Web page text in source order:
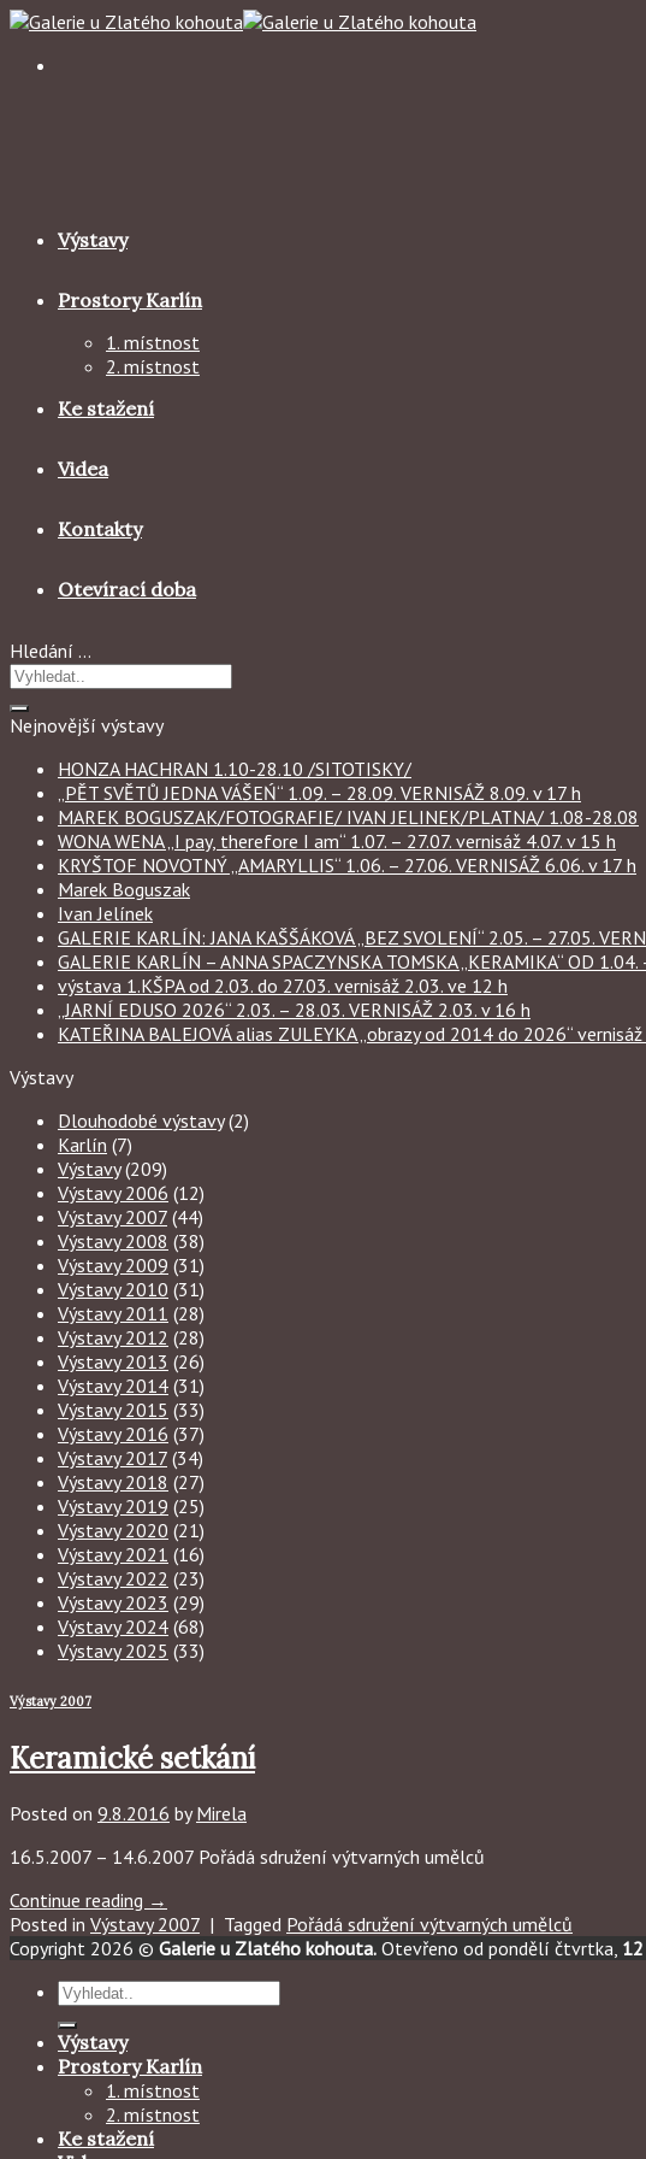
Skip
content
Výstavy
Prostory Karlín
1. místnost
2. místnost
Ke stažení
Videa
Kontakty
Otevírací doba
Hledání …
Nejnovější výstavy
HONZA HACHRAN 1.10-28.10 /SITOTISKY/
„PĚT SVĚTŮ JEDNA VÁŠEŃ“ 1.09. – 28.09. VERNISÁŽ 8.09. v 17 h
MAREK BOGUSZAK/FOTOGRAFIE/ IVAN JELINEK/PLATNA/ 1.08-28.08
WONA WENA „I pay, therefore I am“ 1.07. – 27.07. vernisáž 4.07. v 15 h
KRYŠTOF NOVOTNÝ „AMARYLLIS“ 1.06. – 27.06. VERNISÁŽ 6.06. v 17 h
Marek Boguszak
Ivan Jelínek
GALERIE KARLÍN: JANA KAŠŠÁKOVÁ „BEZ SVOLENÍ“ 2.05. – 27.05.
GALERIE KARLÍN – ANNA SPACZYNSKA TOMSKA „KERAMIKA“ OD
výstava 1.KŠPA od 2.03. do 27.03. vernisáž 2.03. ve 12 h
„JARNÍ EDUSO 2026“ 2.03. – 28.03. VERNISÁŽ 2.03. v 16 h
KATEŘINA BALEJOVÁ alias ZULEYKA „obrazy od 2014 do 2026“
Výstavy
Dlouhodobé výstavy(2)
Karlín (7)
Výstavy(209)
Výstavy 2006 (12)
Výstavy 2007 (44)
Výstavy 2008 (38)
Výstavy 2009 (31)
Výstavy 2010 (31)
Výstavy 2011 (28)
Výstavy 2012 (28)
Výstavy 2013 (26)
Výstavy 2014 (31)
Výstavy 2015 (33)
Výstavy 2016 (37)
Výstavy 2017 (34)
Výstavy 2018 (27)
Výstavy 2019 (25)
Výstavy 2020 (21)
Výstavy 2021 (16)
Výstavy 2022 (23)
Výstavy 2023 (29)
Výstavy 2024 (68)
Výstavy 2025 (33)
Výstavy 2007
Keramické setkání
Posted on 9.8.2016 byMirela
16.5.2007 – 14.6.2007 Pořádá sdružení výtvarných umělců
Continue reading →
Posted in Výstavy 2007 | Tagged Pořádá sdružení výtvarných umělců
Copyright 2026 © Galerie u Zlatého kohouta. Otevřeno od pondělí čtvrtka,
Hledat:
Výstavy
Prostory Karlín
1. místnost
2. místnost
Ke stažení